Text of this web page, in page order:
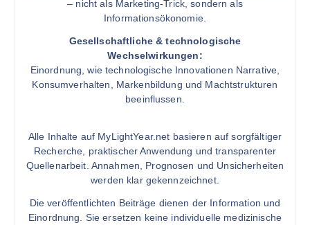
– nicht als Marketing-Trick, sondern als
Informationsökonomie.
Gesellschaftliche & technologische
Wechselwirkungen:
Einordnung, wie technologische Innovationen Narrative,
Konsumverhalten, Markenbildung und Machtstrukturen
beeinflussen.
Alle Inhalte auf MyLightYear.net basieren auf sorgfältiger
Recherche, praktischer Anwendung und transparenter
Quellenarbeit. Annahmen, Prognosen und Unsicherheiten
werden klar gekennzeichnet.
Die veröffentlichten Beiträge dienen der Information und
Einordnung. Sie ersetzen keine individuelle medizinische